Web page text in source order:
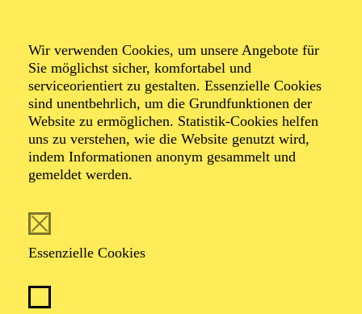
Wir verwenden Cookies, um unsere Angebote für
Sie möglichst sicher, komfortabel und
serviceorientiert zu gestalten. Essenzielle Cookies
sind unentbehrlich, um die Grundfunktionen der
Website zu ermöglichen. Statistik-Cookies helfen
uns zu verstehen, wie die Website genutzt wird,
indem Informationen anonym gesammelt und
gemeldet werden.
Essenzielle Cookies
betreute sie zahlreiche studentische, partizipative und
freie Projekte und organisierte mehrere
Theaterfestivals. Nach ihrem Studium arbeitete sie
zunächst als Dramaturgieassistentin, dann als
Dramaturgin am Burgtheater Wien. Von 2019 bis 2025
war sie Schauspiel-Dramaturgin am Theater Bielefeld,
wo sie sich besonders für Diversitätsentwicklung,
spartendurchlässiges Arbeiten und kollaborative